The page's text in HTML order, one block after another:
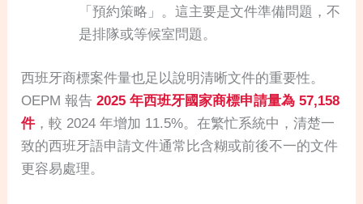
「預約策略」。這主要是文件準備問題，不
是排隊或等候室問題。
西班牙商標案件量也足以說明清晰文件的重要性。
OEPM 報告2025 年西班牙國家商標申請量為 57,158
件 ，較 2024 年增加 11.5%。在繁忙系統中，清楚一
致的西班牙語申請文件通常比含糊或前後不一的文件
更容易處理。